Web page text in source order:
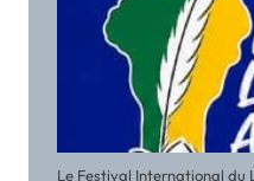
Le Festival International du